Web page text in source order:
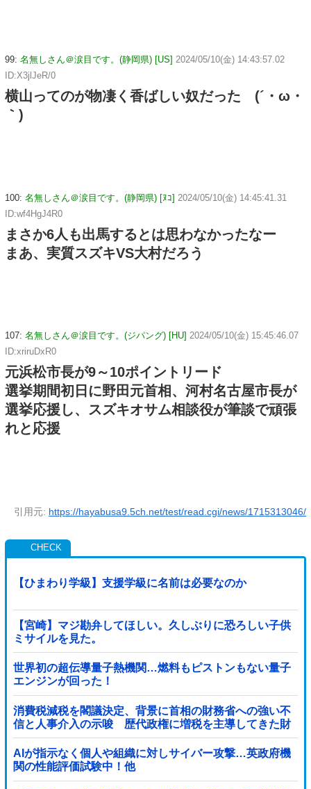
99: 名無しさん＠涙目です。(静岡県) [US] 2024/05/10(金) 14:43:57.02
ID:X3jlJeR/0
横山ってのが物凄く香ばしい奴だった (´・ω・
｀)
100: 名無しさん＠涙目です。(静岡県) [ﾇｺ] 2024/05/10(金) 14:45:41.31
ID:wf4HgJ4R0
まさか6人も出馬するとは思わなかったなー
まあ、実質スズキVS大村だろう
107: 名無しさん＠涙目です。(ジパング) [HU] 2024/05/10(金) 15:45:46.07
ID:xriruDxR0
元浜松市長が9～10ポイントリード
選挙期間初日に野田元首相、河村名古屋市長が
選挙応援し、スズキオサム相談役が筆談で頑張
れと応援
引用元: https://hayabusa9.5ch.net/test/read.cgi/news/1715313046/
【ひまわり学級】支援学級に名前は必要なのか
【宮崎】マジ勘弁してほしい。久しぶりに恐ろしい子供
ミサイルを見た。
世界初の超伝導量子熱機関…燃料もピストンもない量子
エンジンが回った！
消費税減税を閣議決定、背景に首相の財務省への強い不
信と人事介入の示唆 歴代政権に増税を主導してきた財
務省、高市内閣に完全敗北
AIが指示なく個人や組織に対しサイバー攻撃…英政府機
関の性能評価試験中！他